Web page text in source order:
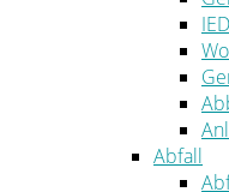
Abfall